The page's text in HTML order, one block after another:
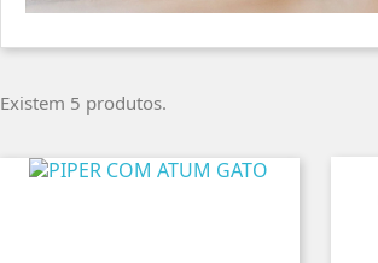
Existem 5 produtos.